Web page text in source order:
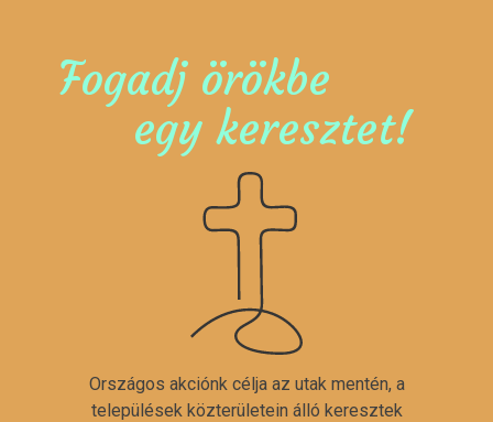
Fogadj örökbe
egy keresztet!
Országos akciónk célja az utak mentén, a
települések közterületein álló keresztek